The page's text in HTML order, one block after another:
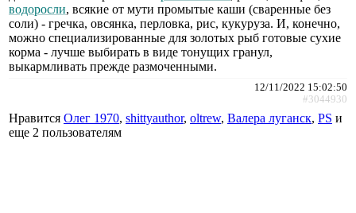
водоросли, всякие от мути промытые каши (сваренные без
соли) - гречка, овсянка, перловка, рис, кукуруза. И, конечно,
можно специализированные для золотых рыб готовые сухие
корма - лучше выбирать в виде тонущих гранул,
выкармливать прежде размоченными.
12/11/2022 15:02:50
#3044930
Нравится Олег 1970, shittyauthor, oltrew, Валера луганск, PS и
еще 2 пользователям